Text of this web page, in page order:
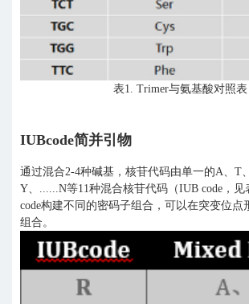
表1. Trimer与氨基酸对照表
IUBcode简并引物
通过混合2-4种碱基，核苷代码由单一的A、T
Y、......N等11种混合核苷代码（IUB code，
code构建不同的密码子组合，可以在突变位点
组合。